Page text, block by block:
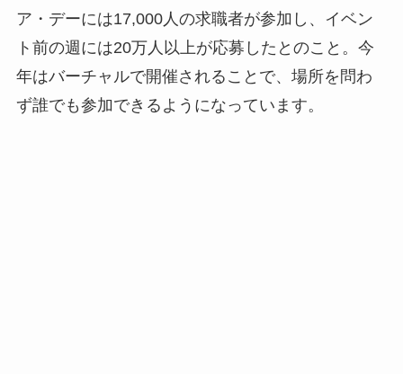
ア・デーには17,000人の求職者が参加し、イベン
ト前の週には20万人以上が応募したとのこと。今
年はバーチャルで開催されることで、場所を問わ
ず誰でも参加できるようになっています。